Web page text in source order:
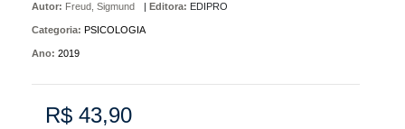
Autor: Freud, Sigmund | Editora: EDIPRO
Categoria: PSICOLOGIA
Ano: 2019
R$ 43,90